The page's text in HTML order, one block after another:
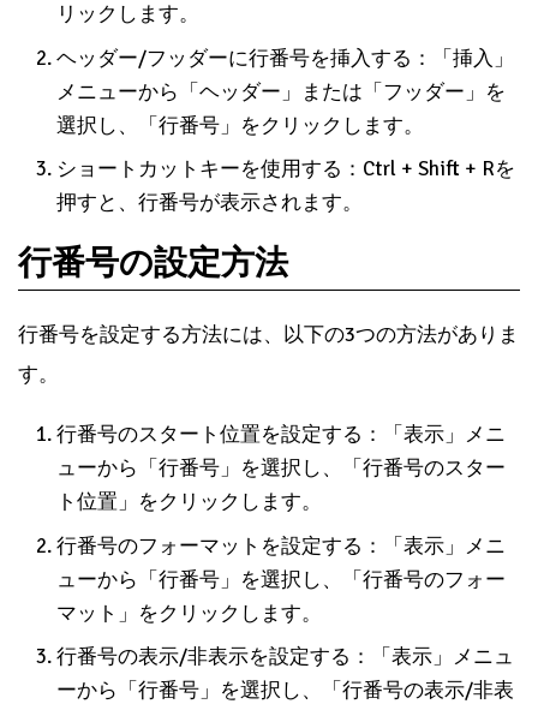
リックします。
ヘッダー/フッダーに行番号を挿入する：「挿入」
メニューから「ヘッダー」または「フッダー」を
選択し、「行番号」をクリックします。
ショートカットキーを使用する：Ctrl + Shift + Rを
押すと、行番号が表示されます。
行番号の設定方法
行番号を設定する方法には、以下の3つの方法がありま
す。
行番号のスタート位置を設定する：「表示」メニ
ューから「行番号」を選択し、「行番号のスター
ト位置」をクリックします。
行番号のフォーマットを設定する：「表示」メニ
ューから「行番号」を選択し、「行番号のフォー
マット」をクリックします。
行番号の表示/非表示を設定する：「表示」メニュ
ーから「行番号」を選択し、「行番号の表示/非表